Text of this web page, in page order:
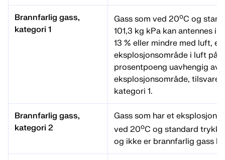
Brannfarlig gass,
kategori 1
Gass som ved 20oC og
101,3 kg kPa kan antennes i
13 % eller mindre med luft,
eksplosjonsområde i luft på
prosentpoeng uavhengig av
eksplosjonsområde,
kategori 1.
Brannfarlig gass,
kategori 2
Gass som har et
ved 20oC og standard trykk
og ikke er brannfarlig gass